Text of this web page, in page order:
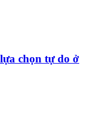
chọn tự do ở